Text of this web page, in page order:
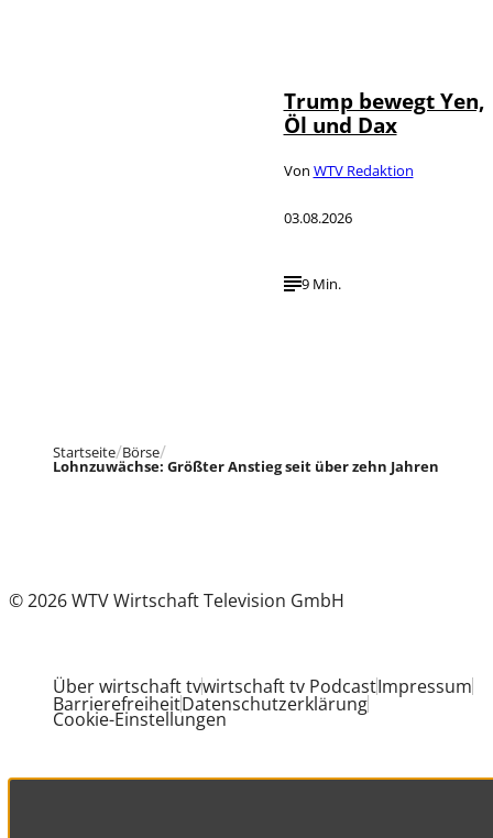
Trump bewegt Yen,
Öl und Dax
Von WTV Redaktion
03.08.2026
9 Min.
Startseite Börse
Lohnzuwächse: Größter Anstieg seit über zehn Jahren
© 2026 WTV Wirtschaft Television GmbH
Über wirtschaft tvwirtschaft tv PodcastImpressum
BarrierefreiheitDatenschutzerklärung
Cookie-Einstellungen